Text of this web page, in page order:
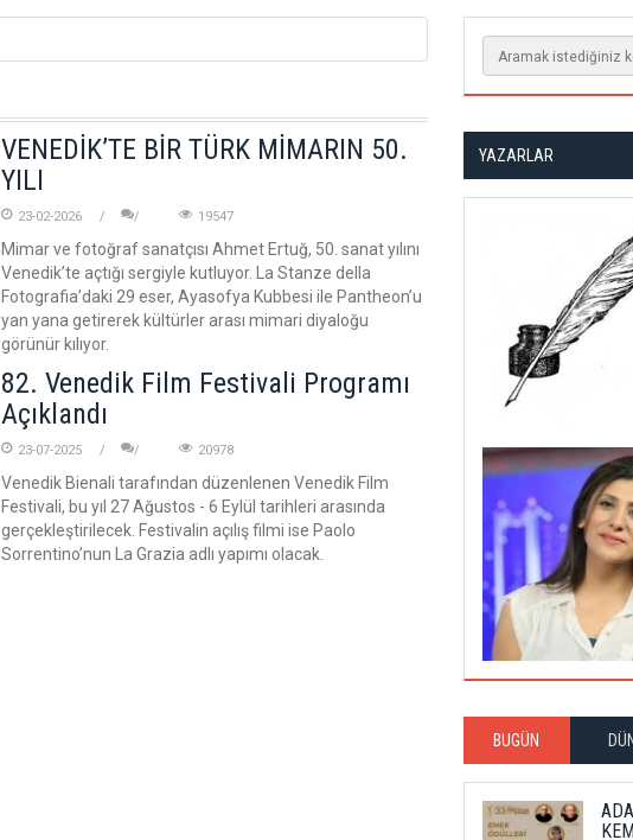
VENEDİK’TE BİR TÜRK MİMARIN 50.
YILI
23-02-2026 19547
Mimar ve fotoğraf sanatçısı Ahmet Ertuğ, 50. sanat yılını
Venedik’te açtığı sergiyle kutluyor. La Stanze della
Fotografia’daki 29 eser, Ayasofya Kubbesi ile Pantheon’u
yan yana getirerek kültürler arası mimari diyaloğu
görünür kılıyor.
82. Venedik Film Festivali Programı
Açıklandı
23-07-2025 20978
Venedik Bienali tarafından düzenlenen Venedik Film
Festivali, bu yıl 27 Ağustos - 6 Eylül tarihleri arasında
gerçekleştirilecek. Festivalin açılış filmi ise Paolo
Sorrentino’nun La Grazia adlı yapımı olacak.
YAZARLAR
BUGÜN DÜN